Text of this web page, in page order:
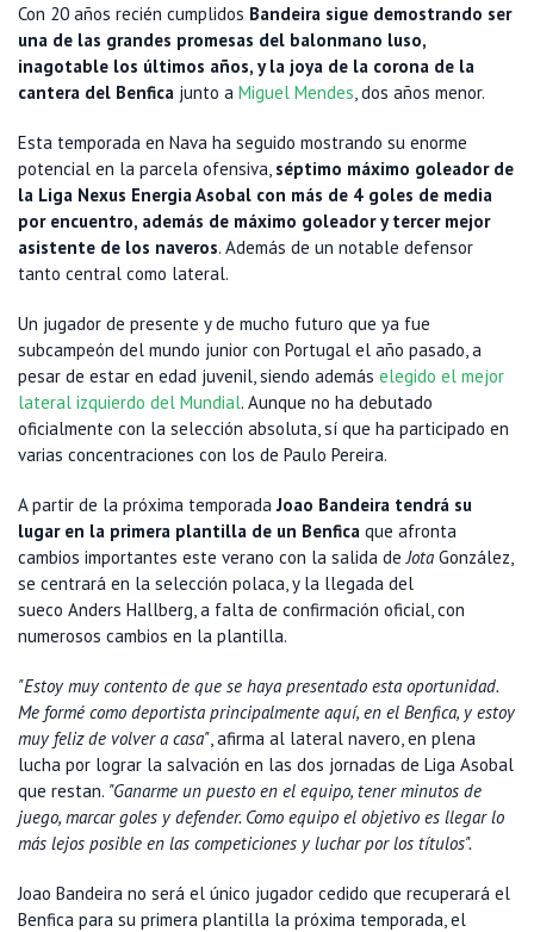
Con 20 años recién cumplidos Bandeira sigue demostrando ser
una de las grandes promesas del balonmano luso,
inagotable los últimos años, y la joya de la corona de la
cantera del Benfica junto a Miguel Mendes , dos años menor.
Esta temporada en Nava ha seguido mostrando su enorme
potencial en la parcela ofensiva, séptimo máximo goleador de
la Liga Nexus Energia Asobal con más de 4 goles de media
por encuentro, además de máximo goleador y tercer mejor
asistente de los naveros. Además de un notable defensor
tanto central como lateral.
Un jugador de presente y de mucho futuro que ya fue
subcampeón del mundo junior con Portugal el año pasado, a
pesar de estar en edad juvenil, siendo además elegido el mejor
lateral izquierdo del Mundial. Aunque no ha debutado
oficialmente con la selección absoluta, sí que ha participado en
varias concentraciones con los de Paulo Pereira.
A partir de la próxima temporada Joao Bandeira tendrá su
lugar en la primera plantilla de un Benfica que afronta
cambios importantes este verano con la salida de Jota González,
se centrará en la selección polaca, y la llegada del
sueco Anders Hallberg, a falta de confirmación oficial, con
numerosos cambios en la plantilla.
"Estoy muy contento de que se haya presentado esta oportunidad.
Me formé como deportista principalmente aquí, en el Benfica, y estoy
muy feliz de volver a casa" , afirma al lateral navero, en plena
lucha por lograr la salvación en las dos jornadas de Liga Asobal
que restan. "Ganarme un puesto en el equipo, tener minutos de
juego, marcar goles y defender. Como equipo el objetivo es llegar lo
más lejos posible en las competiciones y luchar por los títulos".
Joao Bandeira no será el único jugador cedido que recuperará el
Benfica para su primera plantilla la próxima temporada, el